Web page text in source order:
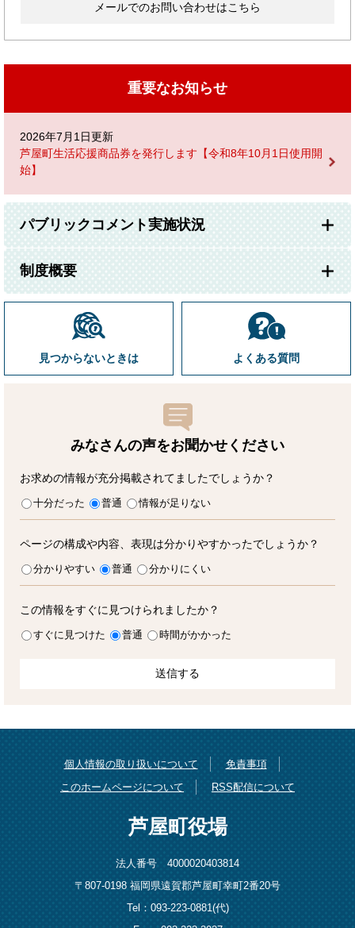
メールでのお問い合わせはこちら
重要なお知らせ
2026年7月1日更新
芦屋町生活応援商品券を発行します【令和8年10月1日使用開
始】
パブリックコメント実施状況
制度概要
見つからないときは よくある質問
みなさんの声をお聞かせ ください
お求めの情報が充分掲載されてましたでしょうか？
十分だった 普通 情報が足りない
ページの構成や内容、表現は分かりやすかったでしょうか？
分かりやすい 普通 分かりにくい
この情報をすぐに見つけられましたか？
すぐに見つけた 普通 時間がかかった
個人情報の取り扱いについて
免責事項
このホームページについて
RSS配信について
芦屋町役場
法人番号 4000020403814
〒807-0198 福岡県遠賀郡芦屋町幸町2番20号
Tel：093-223-0881(代)